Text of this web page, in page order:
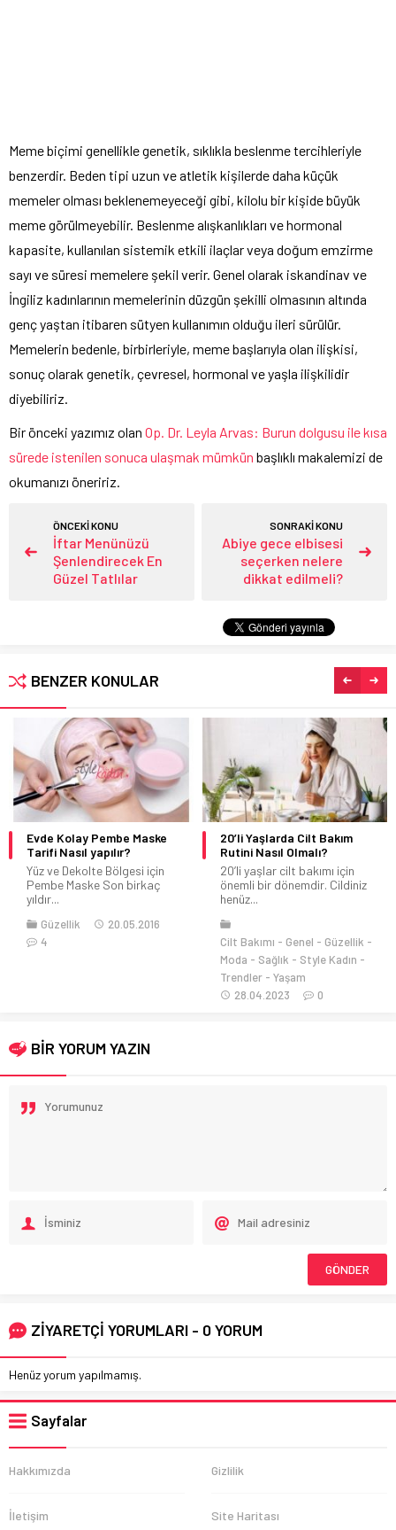
Meme biçimi genellikle genetik, sıklıkla beslenme tercihleriyle
benzerdir. Beden tipi uzun ve atletik kişilerde daha küçük
memeler olması beklenemeyeceği gibi, kilolu bir kişide büyük
meme görülmeyebilir. Beslenme alışkanlıkları ve hormonal
kapasite, kullanılan sistemik etkili ilaçlar veya doğum emzirme
sayı ve süresi memelere şekil verir. Genel olarak iskandinav ve
İngiliz kadınlarının memelerinin düzgün şekilli olmasının altında
genç yaştan itibaren sütyen kullanımın olduğu ileri sürülür.
Memelerin bedenle, birbirleriyle, meme başlarıyla olan ilişkisi,
sonuç olarak genetik, çevresel, hormonal ve yaşla ilişkilidir
diyebiliriz.
Bir önceki yazımız olan Op. Dr. Leyla Arvas: Burun dolgusu ile kısa
sürede istenilen sonuca ulaşmak mümkün başlıklı makalemizi de
okumanızı öneririz.
ÖNCEKİ KONU
İftar Menünüzü
Şenlendirecek En
Güzel Tatlılar
SONRAKİ KONU
Abiye gece elbisesi
seçerken nelere
dikkat edilmeli?
BENZER KONULAR
Evde Kolay Pembe Maske
Tarifi Nasıl yapılır?
Yüz ve Dekolte Bölgesi için
Pembe Maske Son birkaç
yıldır...
Güzellik
20.05.2016
4
20’li Yaşlarda Cilt Bakım
Rutini Nasıl Olmalı?
20’li yaşlar cilt bakımı için
önemli bir dönemdir. Cildiniz
henüz...
Cilt Bakımı Genel
Güzellik
Moda
Sağlık
Style Kadın
Trendler
Yaşam
28.04.2023
0
BİR YORUM YAZIN
ZİYARETÇİ YORUMLARI - 0 YORUM
Henüz yorum yapılmamış.
Sayfalar
Hakkımızda Gizlilik
İletişim Site Haritası